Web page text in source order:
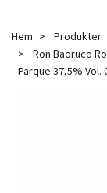
Hem
Produkter
Ron Baoruco
Parque 37,5% Vol.